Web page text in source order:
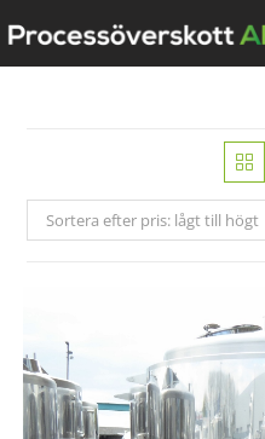
Sortera efter pris: lågt till högt